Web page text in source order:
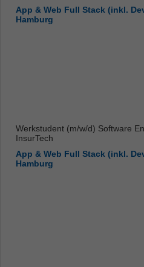
App & Web Full Stack (inkl.
Hamburg
Werkstudent (m/w/d) Software
InsurTech
App & Web Full Stack (inkl.
Hamburg